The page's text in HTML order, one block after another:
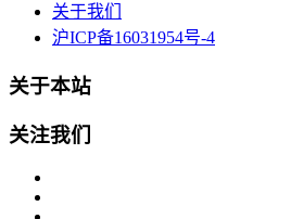
关于我们
沪ICP备16031954号-4
关于本站
关注我们